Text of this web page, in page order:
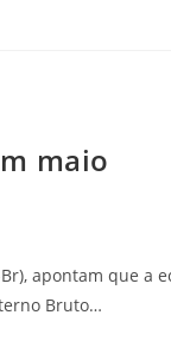
maio
apontam que a
Bruto…